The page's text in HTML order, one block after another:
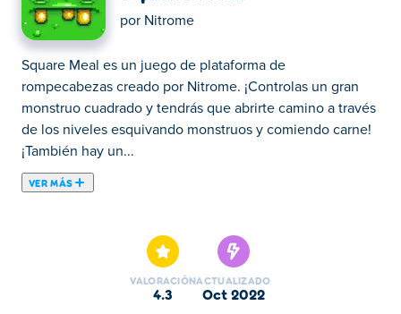
por Nitrome
Square Meal es un juego de plataforma de
rompecabezas creado por Nitrome. ¡Controlas un gran
monstruo cuadrado y tendrás que abrirte camino a través
de los niveles esquivando monstruos y comiendo carne!
¡También hay un...
VER MÁS
monstruo cuadrado y tendrás que abrirte camino a través
de los niveles esquivando monstruos y comiendo carne!
¡También hay un modo de dos jugadores!
VALORACIÓN
4.3
ACTUALIZADO
oct 2022